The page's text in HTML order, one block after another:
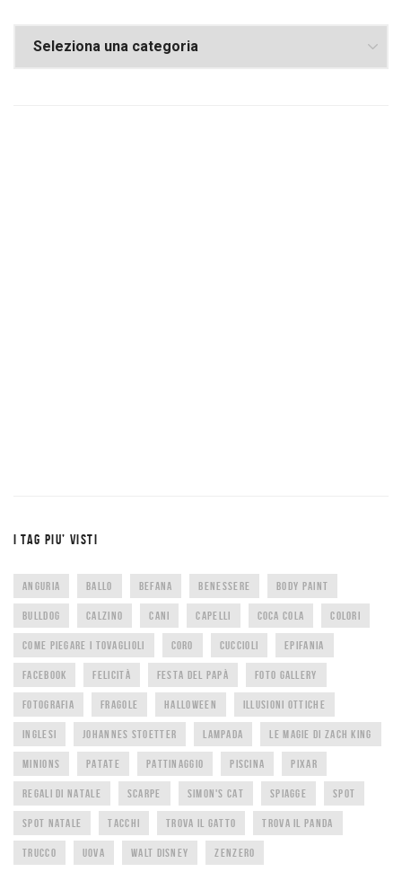
I TAG PIU’ VISTI
ANGURIA BALLO BEFANA BENESSERE BODY PAINT
BULLDOG CALZINO CANI CAPELLI COCA COLA COLORI
COME PIEGARE I TOVAGLIOLI CORO CUCCIOLI EPIFANIA
FACEBOOK FELICITÀ FESTA DEL PAPÀ FOTO GALLERY
FOTOGRAFIA FRAGOLE HALLOWEEN ILLUSIONI OTTICHE
INGLESI JOHANNES STOETTER LAMPADA LE MAGIE DI ZACH KING
MINIONS PATATE PATTINAGGIO PISCINA PIXAR
REGALI DI NATALE SCARPE SIMON'S CAT SPIAGGE SPOT
SPOT NATALE TACCHI TROVA IL GATTO TROVA IL PANDA
TRUCCO UOVA WALT DISNEY ZENZERO